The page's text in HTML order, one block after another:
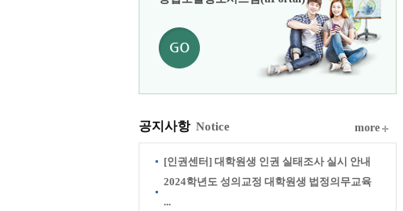
공지사항 Notice
[인권센터] 대학원생 인권 실태조사 실시 안내
2024학년도 성의교정 대학원생 법정의무교육
...
more